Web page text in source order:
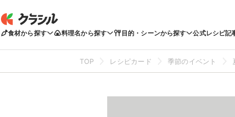
食材から探す 料理名から探す 目的・シーンから探す 公式レシピ記
TOP レシピカード 季節のイベント